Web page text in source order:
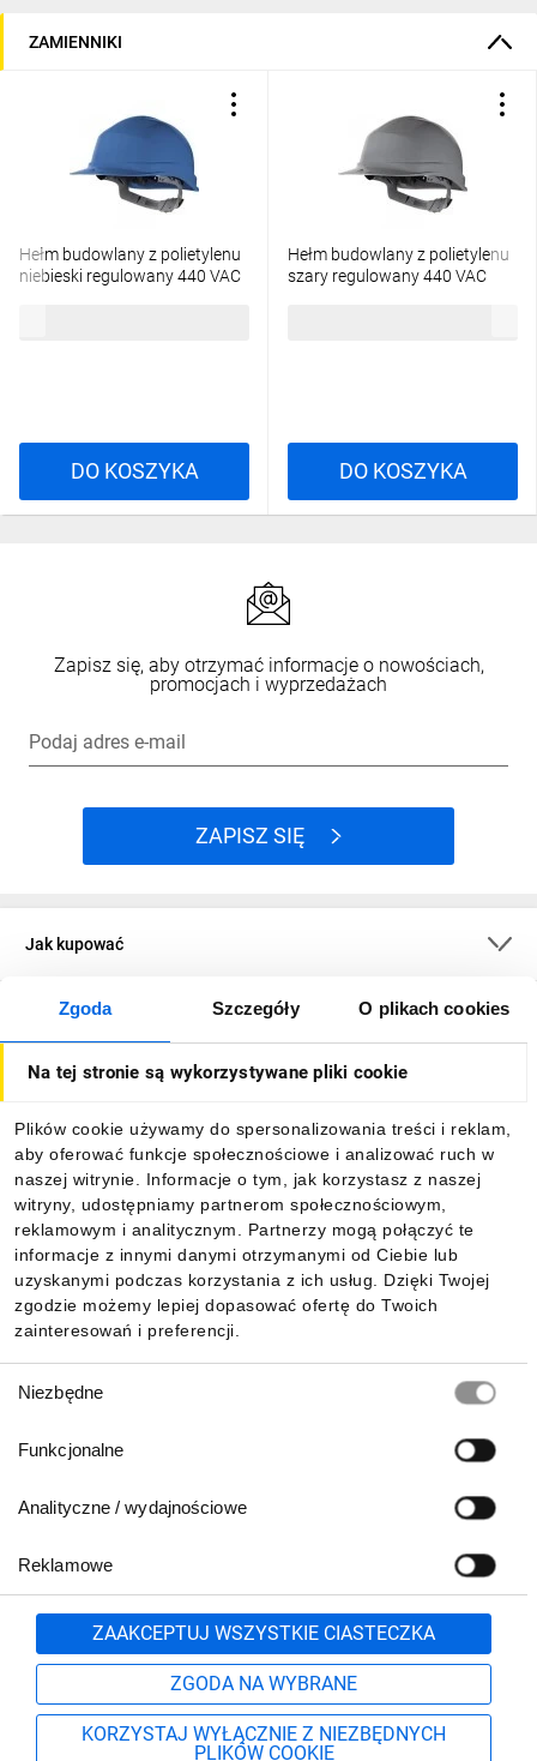
Zgoda Szczegóły O plikach cookies
Na tej stronie są wykorzystywane pliki cookie
Plików cookie używamy do spersonalizowania treści i reklam,
aby oferować funkcje społecznościowe i analizować ruch w
naszej witrynie. Informacje o tym, jak korzystasz z naszej
witryny, udostępniamy partnerom społecznościowym,
reklamowym i analitycznym. Partnerzy mogą połączyć te
informacje z innymi danymi otrzymanymi od Ciebie lub
uzyskanymi podczas korzystania z ich usług. Dzięki Twojej
zgodzie możemy lepiej dopasować ofertę do Twoich
zainteresowań i preferencji.
zgody
Niezbędne
Funkcjonalne
Analityczne / wydajnościowe
Reklamowe
ZAAKCEPTUJ WSZYSTKIE CIASTECZKA
ZGODA NA WYBRANE
KORZYSTAJ WYŁĄCZNIE Z NIEZBĘDNYCH
PLIKÓW COOKIE
ZAMIENNIKI
Hełm budowlany z polietylenu
niebieski regulowany 440 VAC
DO KOSZYKA
Hełm budowlany z polietylenu
szary regulowany 440 VAC
DO KOSZYKA
Zapisz się, aby otrzymać informacje o nowościach,
promocjach i wyprzedażach
Podaj adres e-mail
ZAPISZ SIĘ
Jak kupować
O firmie
Informacje
Pobierz naszą aplikację mobilną:
801 500 700 lub
71 37 61 600
Formularz kontaktowy